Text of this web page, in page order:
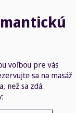
voľbou pre vás
sa na masáž
než sa zdá.